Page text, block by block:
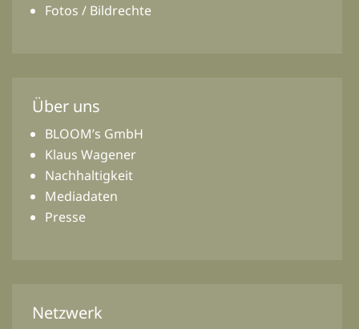
Fotos / Bildrechte
Über uns
BLOOM’s GmbH
Klaus Wagener
Nachhaltigkeit
Mediadaten
Presse
Netzwerk